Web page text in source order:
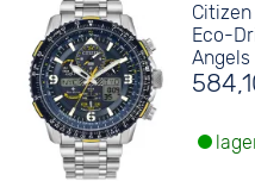
Citizen
Eco-
Angels